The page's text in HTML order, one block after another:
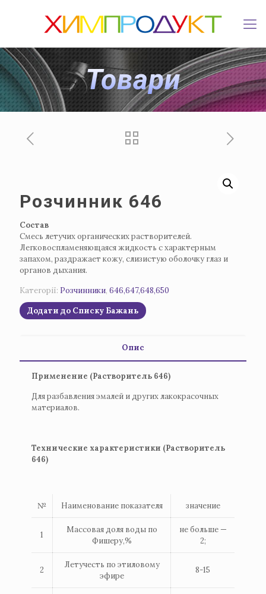
Товари
Розчинник 646
Состав
Смесь летучих органических растворителей.
Легковоспламеняющаяся жидкость с характерным
запахом, раздражает кожу, слизистую оболочку глаз и
органов дыхания.
Категорії: Розчинники, 646,647,648,650
Додати до Списку Бажань
Опис
Применение (Растворитель 646)
Для разбавления эмалей и других лакокрасочных
материалов.
Технические характеристики (Растворитель
646)
№ Наименование показателя значение
1
Массовая доля воды по
Фишеру,%
не больше —
2;
2
Летучесть по этиловому
эфире
8-15